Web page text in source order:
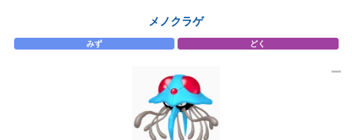
メノクラゲ
みず どく